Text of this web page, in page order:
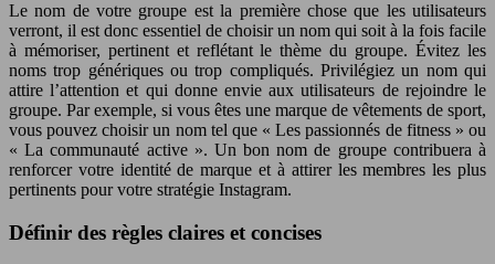
Le nom de votre groupe est la première chose que les utilisateurs
verront, il est donc essentiel de choisir un nom qui soit à la fois facile
à mémoriser, pertinent et reflétant le thème du groupe. Évitez les
noms trop génériques ou trop compliqués. Privilégiez un nom qui
attire l’attention et qui donne envie aux utilisateurs de rejoindre le
groupe. Par exemple, si vous êtes une marque de vêtements de sport,
vous pouvez choisir un nom tel que « Les passionnés de fitness » ou
« La communauté active ». Un bon nom de groupe contribuera à
renforcer votre identité de marque et à attirer les membres les plus
pertinents pour votre stratégie Instagram.
Définir des règles claires et concises